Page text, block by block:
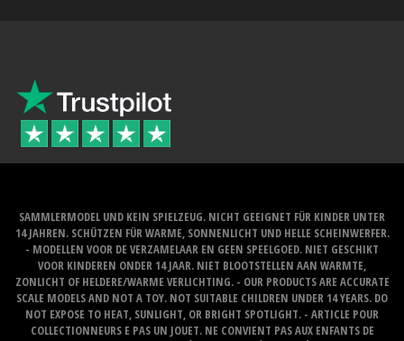
SAMMLERMODEL UND KEIN SPIELZEUG. NICHT GEEIGNET FÜR KINDER UNTER
14 JAHREN. SCHÜTZEN FÜR WARME, SONNENLICHT UND HELLE SCHEINWERFER.
- MODELLEN VOOR DE VERZAMELAAR EN GEEN SPEELGOED. NIET GESCHIKT
VOOR KINDEREN ONDER 14 JAAR. NIET BLOOTSTELLEN AAN WARMTE,
ZONLICHT OF HELDERE/WARME VERLICHTING. - OUR PRODUCTS ARE ACCURATE
SCALE MODELS AND NOT A TOY. NOT SUITABLE CHILDREN UNDER 14 YEARS. DO
NOT EXPOSE TO HEAT, SUNLIGHT, OR BRIGHT SPOTLIGHT. - ARTICLE POUR
COLLECTIONNEURS E PAS UN JOUET. NE CONVIENT PAS AUX ENFANTS DE